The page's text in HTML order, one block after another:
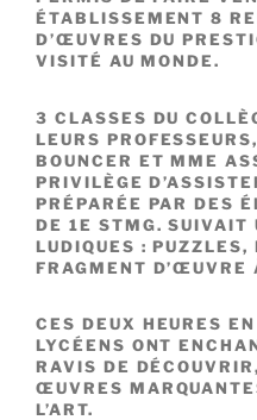
ÉTABLISSEMENT 8
D’ŒUVRES DU
VISITÉ AU MONDE.
3 CLASSES DU
LEURS
BOUNCER ET MME
PRIVILÈGE
PRÉPARÉE PAR DES
DE 1E STMG. SUIVAIT
LUDIQUES : PUZZLES,
FRAGMENT D’ŒUVRE
CES DEUX HEURES
LYCÉENS ONT
RAVIS DE
ŒUVRES
L’ART.